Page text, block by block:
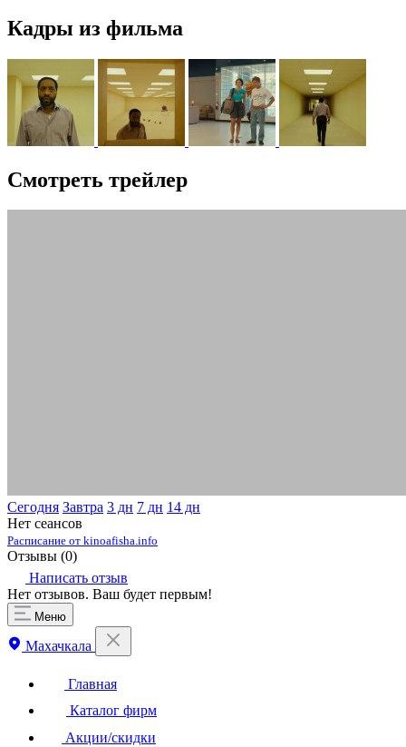
Кадры из фильма
Смотреть трейлер
Сегодня Завтра 3 дн 7 дн 14 дн
Нет сеансов
Расписание от kinoafisha.info
Отзывы (0)
Написать отзыв
Нет отзывов. Ваш будет первым!
Меню
Махачкала
Главная
Каталог фирм
Акции/скидки